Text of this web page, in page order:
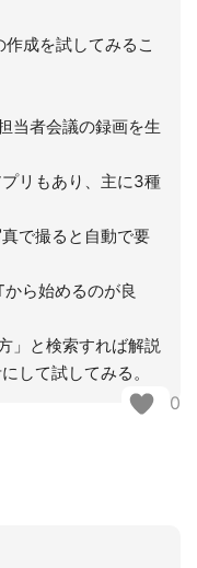
成を試してみるこ
当者会議の録画を生
リもあり、主に3種
で撮ると自動で要
ら始めるのが良
」と検索すれば解説
して試してみる。
0